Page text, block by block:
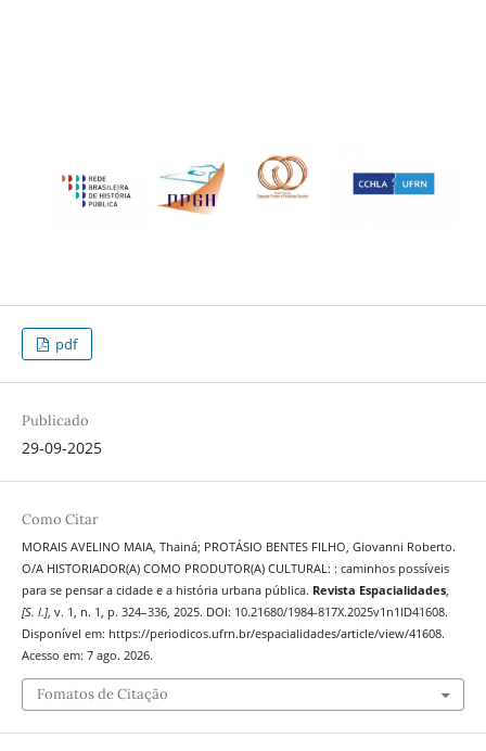
pdf
Publicado
29-09-2025
Como Citar
MORAIS AVELINO MAIA, Thainá; PROTÁSIO BENTES FILHO, Giovanni Roberto.
O/A HISTORIADOR(A) COMO PRODUTOR(A) CULTURAL: : caminhos possíveis
para se pensar a cidade e a história urbana pública. Revista Espacialidades,
[S. l.], v. 1, n. 1, p. 324–336, 2025. DOI: 10.21680/1984-817X.2025v1n1ID41608.
Disponível em: https://periodicos.ufrn.br/espacialidades/article/view/41608.
Acesso em: 7 ago. 2026.
Fomatos de Citação